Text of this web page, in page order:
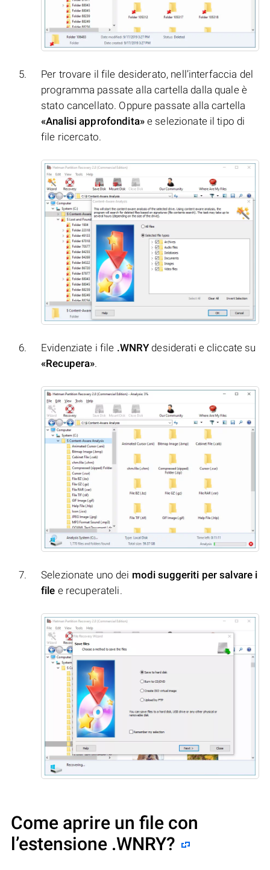
Per trovare il file desiderato, nell’interfaccia del
programma passate alla cartella dalla quale è
stato cancellato. Oppure passate alla cartella
«Analisi approfondita»e selezionate il tipo di
file ricercato.
Evidenziate i file .WNRY desiderati e cliccate su
«Recupera».
Selezionate uno dei modi suggeriti per salvare i
file e recuperateli.
Come aprire un file con
l’estensione .WNRY?